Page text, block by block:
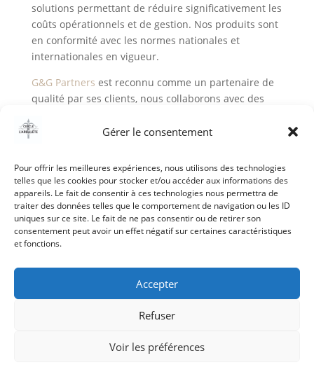
Gérer le consentement
Pour offrir les meilleures expériences, nous utilisons des technologies
telles que les cookies pour stocker et/ou accéder aux informations des
appareils. Le fait de consentir à ces technologies nous permettra de
traiter des données telles que le comportement de navigation ou les ID
uniques sur ce site. Le fait de ne pas consentir ou de retirer son
consentement peut avoir un effet négatif sur certaines caractéristiques
et fonctions.
Accepter
Refuser
Voir les préférences
solutions permettant de réduire significativement les
coûts opérationnels et de gestion. Nos produits sont
en conformité avec les normes nationales et
internationales en vigueur.
G&G Partners est reconnu comme un partenaire de
qualité par ses clients, nous collaborons avec des
fournisseur référencé de l’OTAN (NSPA).https:
Mentions Légales